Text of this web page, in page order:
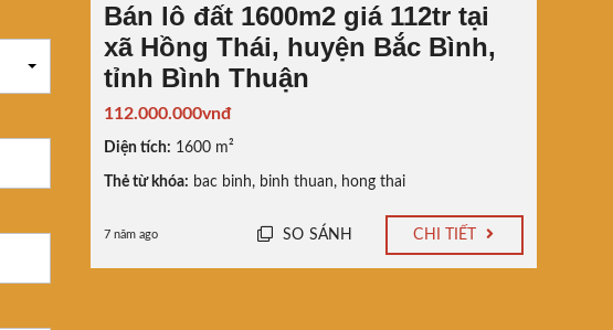
Bán lô đất 1600m2 giá 112tr tại
xã Hồng Thái, huyện Bắc Bình,
tỉnh Bình Thuận
112.000.000vnđ
Diện tích: 1600 m²
Thẻ từ khóa: bac binh, binh thuan, hong thai
7 năm ago SO SÁNH CHI TIẾT